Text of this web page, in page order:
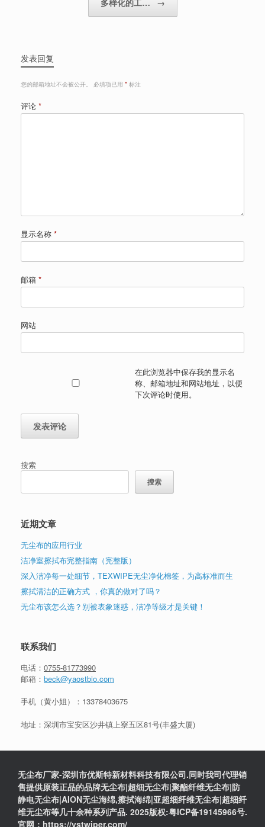
发表回复
您的邮箱地址不会被公开。 必填项已用 * 标注
评论 *
显示名称 *
邮箱 *
网站
在此浏览器中保存我的显示名
称、邮箱地址和网站地址，以便
下次评论时使用。
搜索
搜索
近期文章
无尘布的应用行业
洁净室擦拭布完整指南（完整版）
深入洁净每一处细节，TEXWIPE无尘净化棉签，为高标准而生
擦拭清洁的正确方式 ，你真的做对了吗？
无尘布该怎么选？别被表象迷惑，洁净等级才是关键！
联系我们
电话： 0755-81773990
邮箱： beck@yaostbio.com
手机（黄小姐）： 13378403675
地址：深圳市宝安区沙井镇上寮五区81号(丰盛大厦)
无尘布厂家-深圳市优斯特新材料科技有限公司.同时我司代理销
售提供原装正品的品牌无尘布|超细无尘布|聚酯纤维无尘布|防
静电无尘布|AION无尘海绵,擦拭海绵|亚超细纤维无尘布|超细纤
维无尘布等几十余种系列产品. 2025版权:粤ICP备19145966号.
官网：https://ystwiper.com/